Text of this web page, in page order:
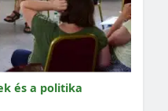
és a politika